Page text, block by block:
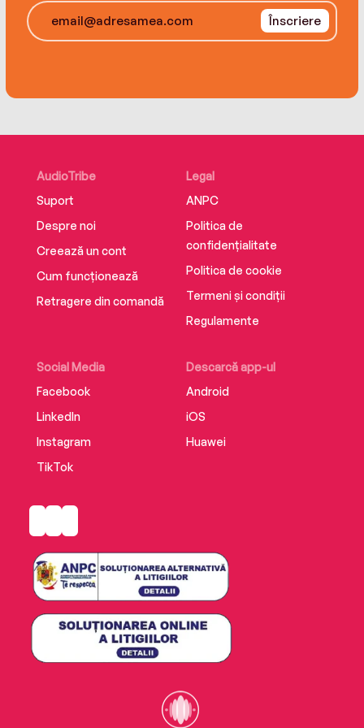
Înscriere
AudioTribe
Suport
Despre noi
Creează un cont
Cum funcționează
Retragere din comandă
Social Media
Facebook
LinkedIn
Instagram
TikTok
Descarcă app-ul
Android
iOS
Huawei
Legal
ANPC
Politica de
confidențialitate
Politica de cookie
Termeni și condiții
Regulamente